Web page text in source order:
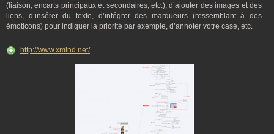
(liaison, encarts principaux et secondaires, etc.), d’ajouter des images et des
liens, d’insérer du texte, d’intégrer des marqueurs (ressemblant à des
émoticons) pour indiquer la priorité par exemple, d’annoter votre case, etc.
http://www.xmind.net/